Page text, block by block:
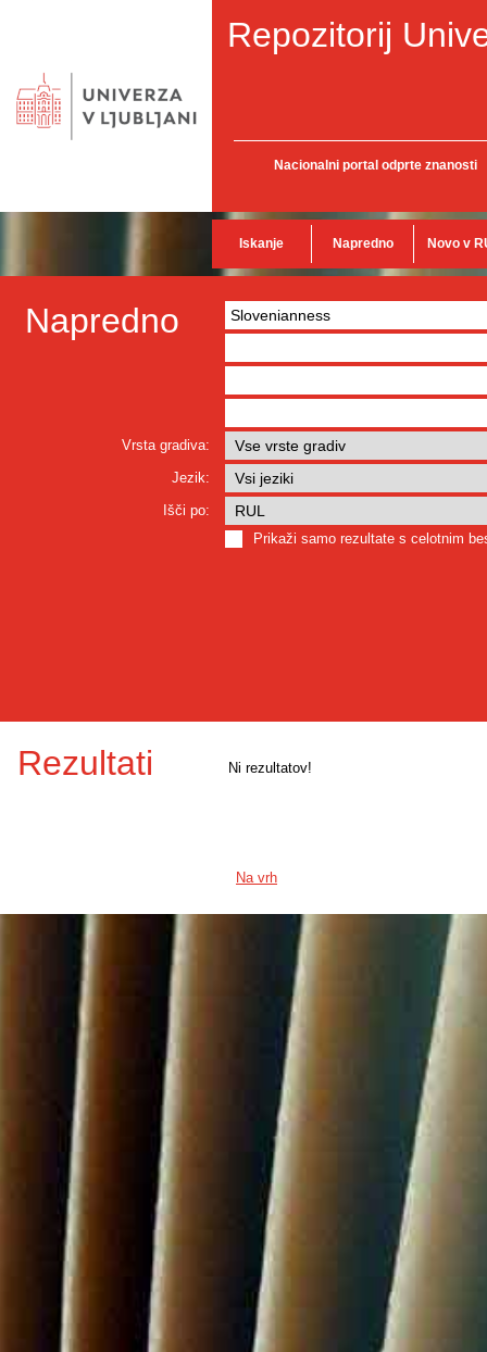
Repozitorij
Nacionalni portal odprte znanosti
Iskanje Napredno Novo v
Napredno
Vrsta gradiva:
Jezik:
Išči po:
Prikaži samo rezultate s celotnim
Rezultati Ni rezultatov!
Na vrh